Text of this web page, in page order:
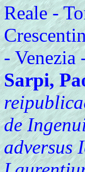
Reale -
- Venezia
Sarpi,
de
adversus